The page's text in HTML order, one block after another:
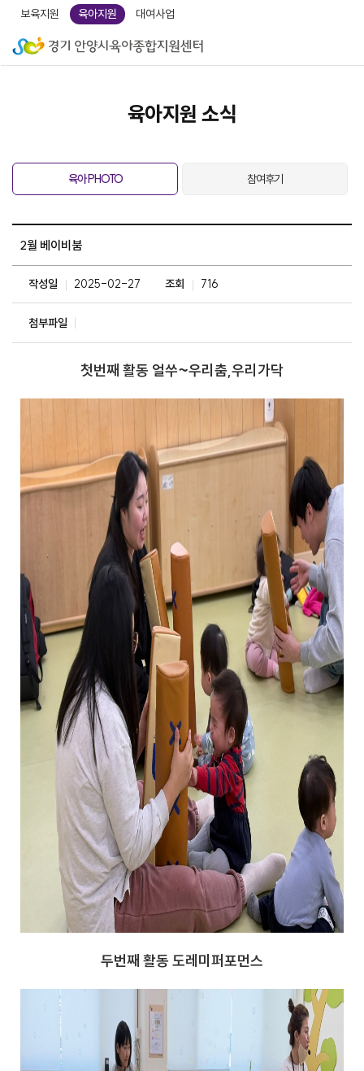
보육지원 육아지원 대여사업
육아지원 소식
육아 PHOTO 참여후기
2월 베이비붐
작성일 2025-02-27 조회 716
첨부파일
첫번째 활동 얼쑤~우리춤,우리가닥
두번째 활동 도레미퍼포먼스